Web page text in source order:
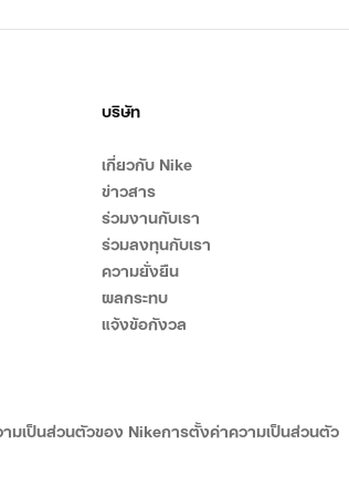
บริษัท
เกี่ยวกับ Nike
ข่าวสาร
ร่วมงานกับเรา
ร่วมลงทุนกับเรา
ความยั่งยืน
ผลกระทบ
แจ้งข้อกังวล
มเป็นส่วนตัวของ Nikeการตั้งค่าความเป็นส่วนตัว